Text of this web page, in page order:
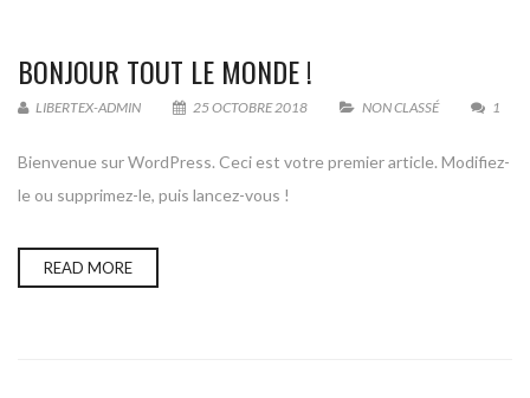
BONJOUR TOUT LE MONDE !
LIBERTEX-ADMIN 25 OCTOBRE 2018 NON CLASSÉ 1
Bienvenue sur WordPress. Ceci est votre premier article. Modifiez-
le ou supprimez-le, puis lancez-vous !
READ MORE